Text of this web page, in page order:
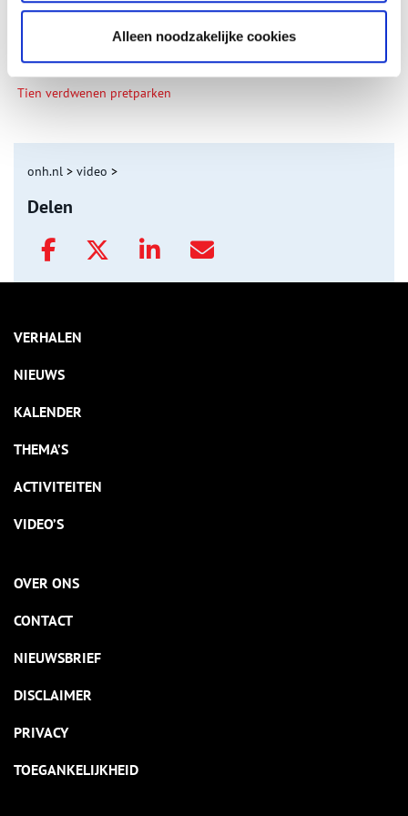
Alleen noodzakelijke cookies
Tien verdwenen pretparken
onh.nl > video >
Delen
VERHALEN
NIEUWS
KALENDER
THEMA’S
ACTIVITEITEN
VIDEO’S
OVER ONS
CONTACT
NIEUWSBRIEF
DISCLAIMER
PRIVACY
TOEGANKELIJKHEID